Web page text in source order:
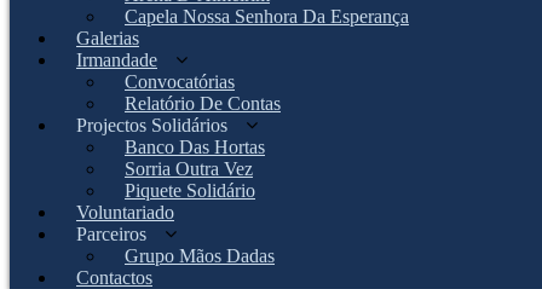
Capela Nossa Senhora Da Esperança
Galerias
Irmandade
Convocatórias
Relatório De Contas
Projectos Solidários
Banco Das Hortas
Sorria Outra Vez
Piquete Solidário
Voluntariado
Parceiros
Grupo Mãos Dadas
Contactos